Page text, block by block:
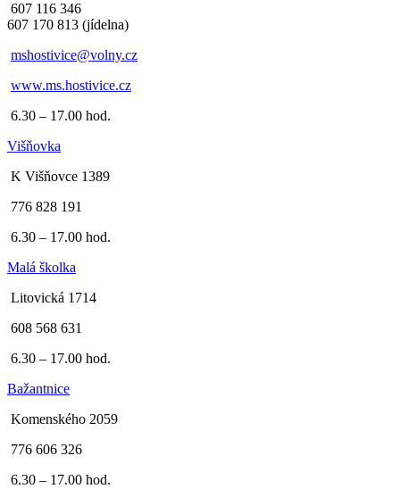
607 116 346
607 170 813 (jídelna)
mshostivice@volny.cz
www.ms.hostivice.cz
6.30 – 17.00 hod.
Višňovka
K Višňovce 1389
776 828 191
6.30 – 17.00 hod.
Malá školka
Litovická 1714
608 568 631
6.30 – 17.00 hod.
Bažantnice
Komenského 2059
776 606 326
6.30 – 17.00 hod.